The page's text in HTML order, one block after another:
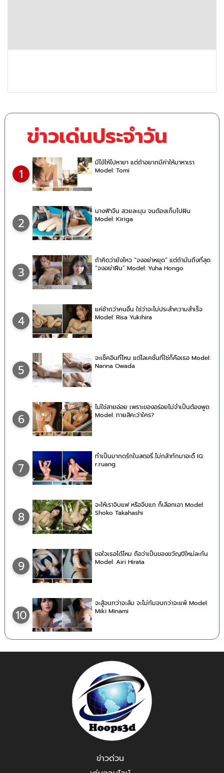
ข่าวเด่นประจำวัน
1
มีไข้ให้ไปหายา แต่ถ้าอยากมีค่าให้มาหาเรา
Model: Tomi
2
นางฟ้าจีน สวยละมุน จนต้องเก็บไปฝัน
Model: Kiriga
3
ถ้าคิดว่ายังไหว “จงอย่าหยุด” แต่ถ้ามันถึงที่สุด
“จงอย่าฝืน” Model: Yuha Hongo
4
แค่ช้ากว่าคนอื่น ใช่ว่าจะไม่ประสำความสำเร็จ
Model: Risa Yukihira
5
จะเช็คอินที่ไหน แต่โลเคชั่นที่ใช่ก็คือเธอ Model:
Nanna Owada
6
ไม่ใช่สายอ่อย เพราะของอร่อยไม่จำเป็นต้องพูด
Model: ทายสิคะว่าใคร?
7
ทำเป็นมากดรักในสตอรี่..ไม่กล้าทักมาอะดิ้ IG:
r.ruang
8
จะให้เราจิบแฟ หรือจีบแก ก็เลือกเอา Model:
Shoko Takahashi
9
ขอใจเธอได้ไหม ถือว่าเป็นของขวัญปีใหม่ละกัน
Model: Airi Hirata
10
จะสู้จนกว่าจะล้ม จะไม่ก้มจนกว่าจะแพ้ Model:
Miki Minami
ข่าวด่วน